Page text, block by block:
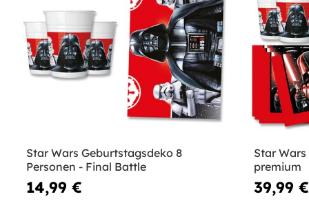
Star Wars Geburtstagsdeko 8
Personen - Final Battle
14,99 €
Star
premium
39,99 €